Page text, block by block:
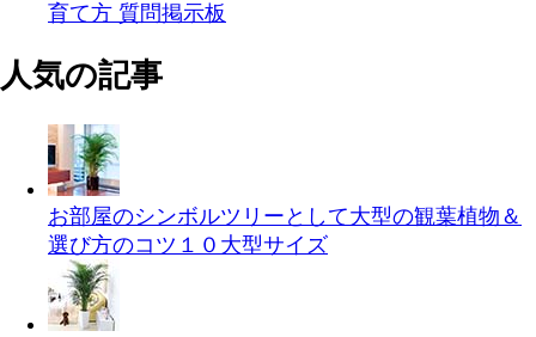
育て方 質問掲示板
人気の記事
お部屋のシンボルツリーとして大型の観葉植物＆
選び方のコツ１０ 大型サイズ